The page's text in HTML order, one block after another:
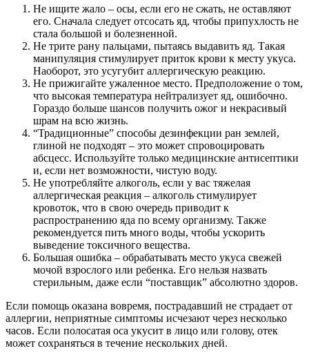
Не ищите жало – осы, если его не сжать, не оставляют
его. Сначала следует отсосать яд, чтобы припухлость не
стала большой и болезненной.
Не трите рану пальцами, пытаясь выдавить яд. Такая
манипуляция стимулирует приток крови к месту укуса.
Наоборот, это усугубит аллергическую реакцию.
Не прижигайте ужаленное место. Предположение о том,
что высокая температура нейтрализует яд, ошибочно.
Гораздо больше шансов получить ожог и некрасивый
шрам на всю жизнь.
“Традиционные” способы дезинфекции ран землей,
глиной не подходят – это может спровоцировать
абсцесс. Используйте только медицинские антисептики
и, если нет возможности, чистую воду.
Не употребляйте алкоголь, если у вас тяжелая
аллергическая реакция – алкоголь стимулирует
кровоток, что в свою очередь приводит к
распространению яда по всему организму. Также
рекомендуется пить много воды, чтобы ускорить
выведение токсичного вещества.
Большая ошибка – обрабатывать место укуса свежей
мочой взрослого или ребенка. Его нельзя назвать
стерильным, даже если “поставщик” абсолютно здоров.
Если помощь оказана вовремя, пострадавший не страдает от
аллергии, неприятные симптомы исчезают через несколько
часов. Если полосатая оса укусит в лицо или голову, отек
может сохраняться в течение нескольких дней.